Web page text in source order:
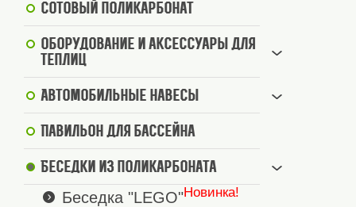
Сотовый поликарбонат
Оборудование и аксессуары для
теплиц
Автомобильные навесы
Павильон для бассейна
Беседки из поликарбоната
Беседка "LEGO"Новинка!